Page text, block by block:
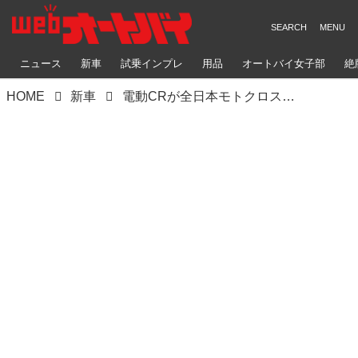
ニュース 新車 試乗インプレ 用品 オートバイ女子部 絶
HOME 新車 電動CRが全日本モトクロス オフビに“参戦”。トレイ・カナードがライダーに